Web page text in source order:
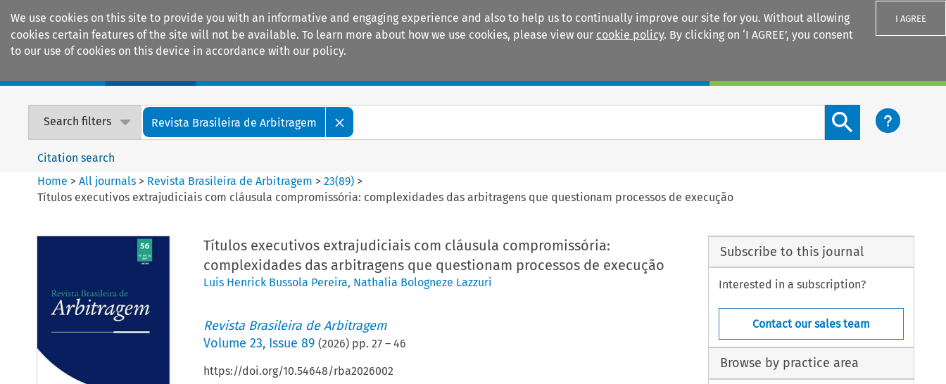
We use cookies on this site to provide you with an informative and engaging experience and also to help us to continually improve our site for you. Without allowing
cookies certain features of the site will not be available. To learn more about how we use cookies, please view our cookie policy. By clicking on ‘I AGREE’, you consent
to our use of cookies on this device in accordance with our policy.
I AGREE
Search filters Revista Brasileira de Arbitragem
Search content button
Citation search
Home >All journals > Revista Brasileira de Arbitragem >23(89) >
Títulos executivos extrajudiciais com cláusula compromissória: complexidades das arbitragens que questionam processos de execução
Títulos executivos extrajudiciais com cláusula compromissória:
complexidades das arbitragens que questionam processos de execução
Luis Henrick Bussola Pereira, Nathalia Bologneze Lazzuri
Revista Brasileira de Arbitragem
Volume 23, Issue 89 (2026) pp. 27– 46
https://doi.org/10.54648/rba2026002
Subscribe to this journal
Interested in a subscription?
Contact our sales team
Browse by practice area